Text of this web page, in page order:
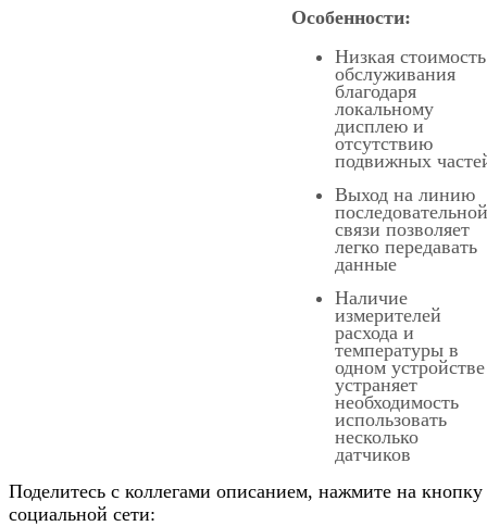
Особенности:
Низкая стоимость
обслуживания
благодаря
локальному
дисплею и
отсутствию
подвижных
Выход на линию
последовательной
связи позволяет
легко передавать
данные
Наличие
измерителей
расхода и
температуры в
одном устройстве
устраняет
необходимость
использовать
несколько
датчиков
Поделитесь с коллегами описанием, нажмите на кнопку
социальной сети: